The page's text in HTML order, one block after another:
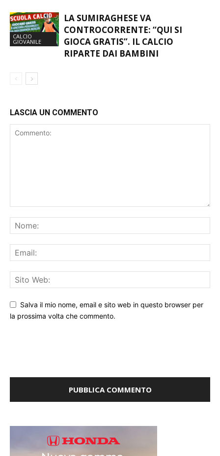
CALCIO
GIOVANILE
LA SUMIRAGHESE VA
CONTROCORRENTE: “QUI SI
GIOCA GRATIS”. IL CALCIO
RIPARTE DAI BAMBINI
LASCIA UN COMMENTO
Salva il mio nome, email e sito web in questo browser per
la prossima volta che commento.